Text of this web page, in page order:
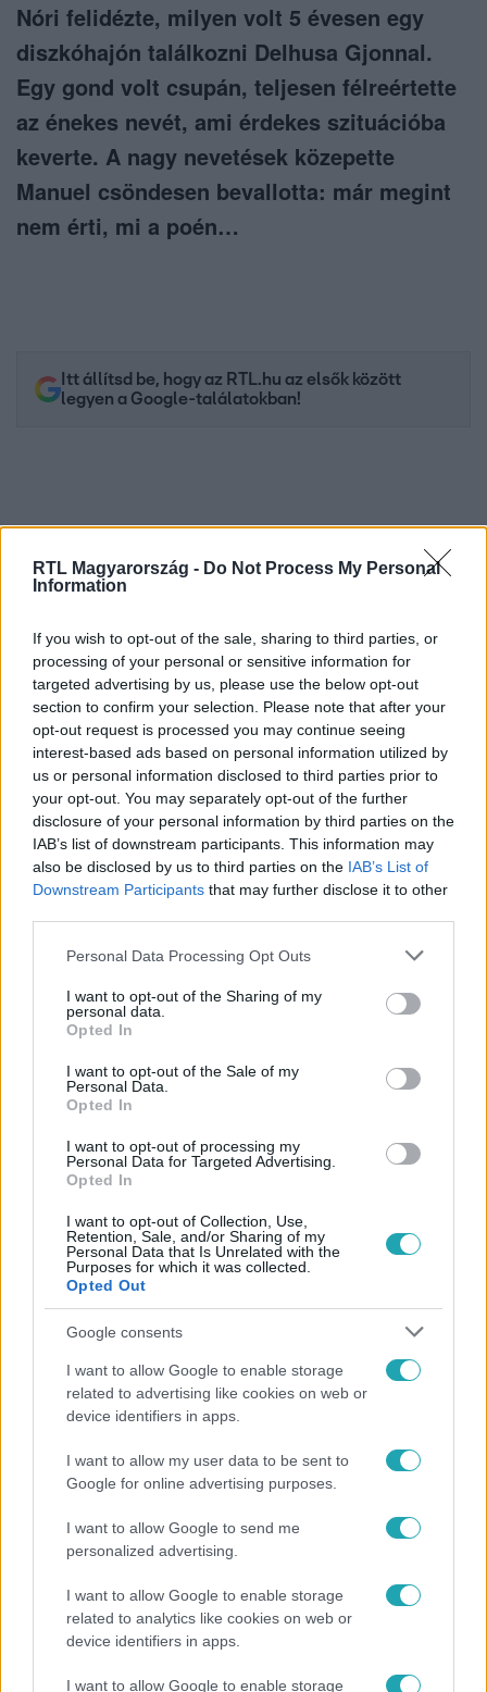
RTL Magyarország - Do Not Process My Personal
Information
If you wish to opt-out of the sale, sharing to third parties, or
processing of your personal or sensitive information for
targeted advertising by us, please use the below opt-out
section to confirm your selection. Please note that after your
opt-out request is processed you may continue seeing
interest-based ads based on personal information utilized by
us or personal information disclosed to third parties prior to
your opt-out. You may separately opt-out of the further
disclosure of your personal information by third parties on the
IAB’s list of downstream participants. This information may
also be disclosed by us to third parties on the IAB’s List of
Downstream Participants that may further disclose it to other
Please note that this website/app uses one or more Google
not limited to your visit or usage behaviour. You may click to
grant or deny consent to Google and its third-party tags to
use your data for below specified purposes in below Google
consent section.
Personal Data Processing Opt Outs
I want to opt-out of the Sharing of my
personal data.
Opted In
I want to opt-out of the Sale of my
Personal Data.
Opted In
I want to opt-out of processing my
Personal Data for Targeted Advertising.
Opted In
I want to opt-out of Collection, Use,
Retention, Sale, and/or Sharing of my
Personal Data that Is Unrelated with the
Purposes for which it was collected.
Opted Out
Google consents
I want to allow Google to enable storage
related to advertising like cookies on web or
device identifiers in apps.
I want to allow my user data to be sent to
Google for online advertising purposes.
I want to allow Google to send me
personalized advertising.
I want to allow Google to enable storage
related to analytics like cookies on web or
device identifiers in apps.
I want to allow Google to enable storage
Nóri felidézte, milyen volt 5 évesen egy
diszkóhajón találkozni Delhusa Gjonnal.
Egy gond volt csupán, teljesen félreértette
az énekes nevét, ami érdekes szituációba
keverte. A nagy nevetések közepette
Manuel csöndesen bevallotta: már megint
nem érti, mi a poén…
Itt állítsd be, hogy az RTL.hu az elsők között
legyen a Google-találatokban!
Kövess minket, és értesülj a friss hírekről a
Facebookon is!
Követem
TROKÁN NÓRI #CURTIS #MANUEL
MIKLÓSA ERIKA # NOSZTALGIA
FÉLREÉRTÉS
Népszerű
vallomása sokakat megérinthet